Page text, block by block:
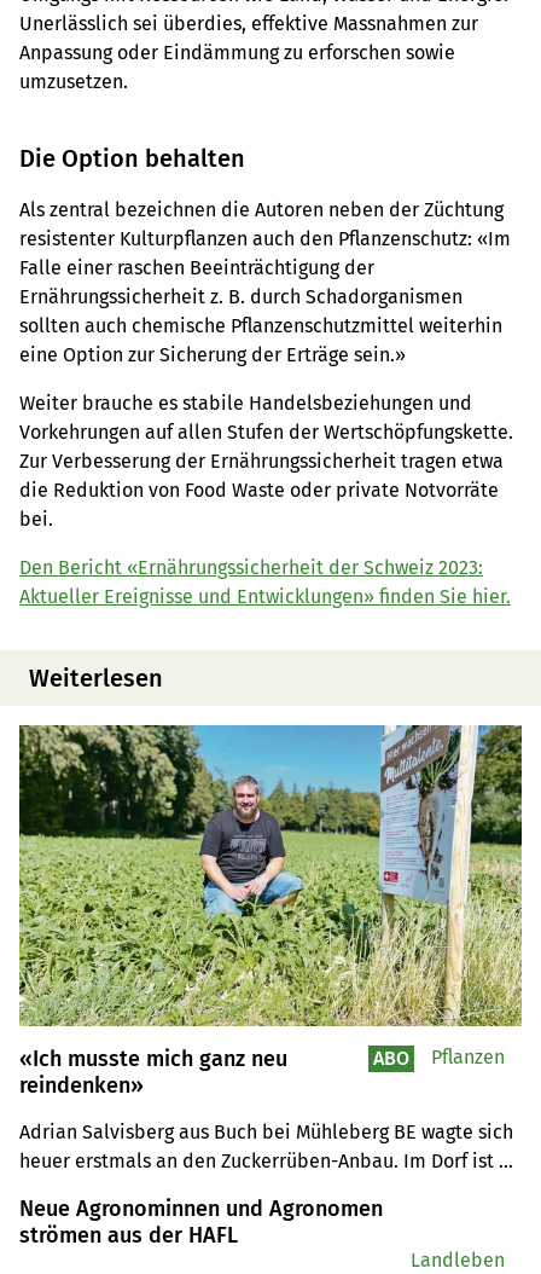
Unerlässlich sei überdies, effektive Massnahmen zur
Anpassung oder Eindämmung zu erforschen sowie
umzusetzen.
Die Option behalten
Als zentral bezeichnen die Autoren neben der Züchtung
resistenter Kulturpflanzen auch den Pflanzenschutz: «Im
Falle einer raschen Beeinträchtigung der
Ernährungssicherheit z. B. durch Schadorganismen
sollten auch chemische Pflanzenschutzmittel weiterhin
eine Option zur Sicherung der Erträge sein.»
Weiter brauche es stabile Handelsbeziehungen und
Vorkehrungen auf allen Stufen der Wertschöpfungskette.
Zur Verbesserung der Ernährungssicherheit tragen etwa
die Reduktion von Food Waste oder private Notvorräte
bei.
Den Bericht «Ernährungssicherheit der Schweiz 2023:
Aktueller Ereignisse und Entwicklungen» finden Sie hier.
Weiterlesen
«Ich musste mich ganz neu
reindenken»
Adrian Salvisberg aus Buch bei Mühleberg BE wagte sich
heuer erstmals an den Zuckerrüben-Anbau. Im Dorf ist er
ABO Pflanzen
Neue Agronominnen und Agronomen
strömen aus der HAFL
Landleben